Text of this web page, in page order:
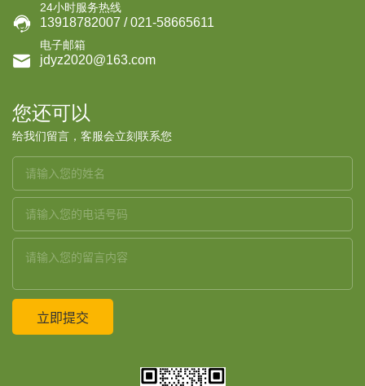

24小时服务热线
13918782007 / 021-58665611

电子邮箱
jdyz2020@163.com
您还可以
给我们留言，客服会立刻联系您